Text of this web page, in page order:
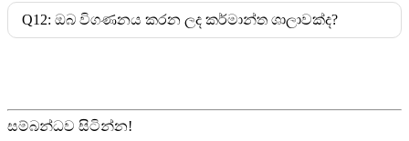
Q12: ඔබ විගණනය කරන ලද කර්මාන්ත ශාලාවක්ද?
සම්බන්ධව සිටින්න!